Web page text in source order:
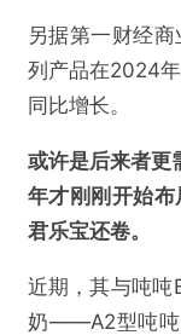
另据第一财经
列产品在2024
同比增长。
或许是后来者更
年才刚刚开始
君乐宝还卷。
近期，其与吨吨
奶——A2型吨吨